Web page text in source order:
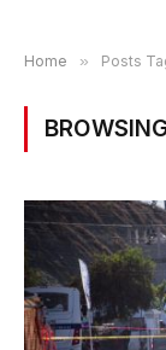
Home » Posts